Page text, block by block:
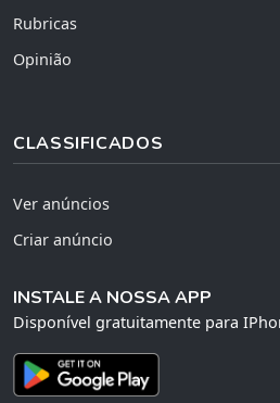
Rubricas
Opinião
CLASSIFICADOS
Ver anúncios
Criar anúncio
INSTALE A NOSSA APP
Disponível gratuitamente para